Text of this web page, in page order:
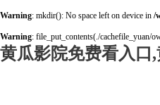
Warning: mkdir(): No space left on device in /
Warning: file_put_contents(./cachefile_yuan/
黄瓜影院免费看入口